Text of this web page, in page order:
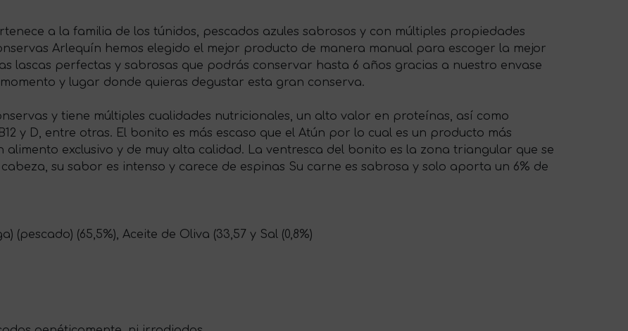
a la familia de los túnidos, pescados azules sabrosos y con múltiples propiedades
Arlequín hemos elegido el mejor producto de manera manual para escoger la mejor
lascas perfectas y sabrosas que podrás conservar hasta 6 años gracias a nuestro envase
y lugar donde quieras degustar esta gran conserva.
y tiene múltiples cualidades nutricionales, un alto valor en proteínas, así como
y D, entre otras. El bonito es más escaso que el Atún por lo cual es un producto más
alimento exclusivo y de muy alta calidad. La ventresca del bonito es la zona triangular que se
su sabor es intenso y carece de espinas Su carne es sabrosa y solo aporta un 6% de
(pescado) (65,5%), Aceite de Oliva (33,57 y Sal (0,8%)